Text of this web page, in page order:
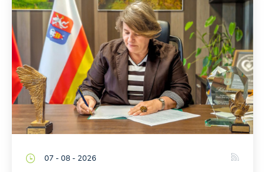
07 - 08 - 2026